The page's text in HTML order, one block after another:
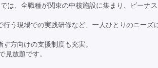
は、全職種が関東の中核施設に集まり、ビーナ
う現場での実践研修など、一人ひとりのニーズ
方向けの支援制度も充実。
見放題です。